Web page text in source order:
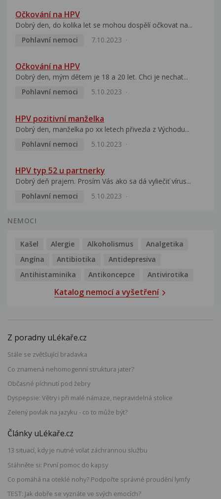
Očkování na HPV
Dobrý den, do kolika let se mohou dospělí očkovat na...
Pohlavní nemoci
7.10.2023
Očkování na HPV
Dobrý den, mým dětem je 18 a 20 let. Chci je nechat...
Pohlavní nemoci
5.10.2023
HPV pozitivní manželka
Dobrý den, manželka po xx letech přivezla z Východu...
Pohlavní nemoci
5.10.2023
HPV typ 52 u partnerky
Dobrý deň prajem. Prosím Vás ako sa dá vyliečiť vírus...
Pohlavní nemoci
5.10.2023
NEMOCI
Kašel Alergie Alkoholismus
Analgetika
Angína
Antibiotika
Antidepresiva
Antihistaminika
Antikoncepce Antivirotika
Katalog nemocí a vyšetření
Z poradny uLékaře.cz
Stále se zvětšující bradavka
Co znamená nehomogenní struktura jater?
Občasné píchnutí pod žebry
Dyspepsie: Větry i při malé námaze, nepravidelná stolice
Zelený povlak na jazyku - co to může být?
Články uLékaře.cz
13 situací, kdy je nutné volat záchrannou službu
Stáhněte si: První pomoc do kapsy
Co pomáhá na oteklé nohy? Podpořte správné proudění lymfy
TEST: Jak dobře se vyznáte ve svých emocích?